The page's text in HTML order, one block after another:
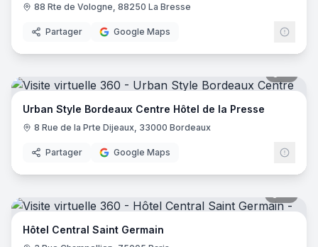
88 Rte de Vologne, 88250 La Bresse
Partager Google Maps
Urban Style Bordeaux Centre Hôtel de la Presse
8 Rue de la Prte Dijeaux, 33000 Bordeaux
Partager Google Maps
Hôtel Central Saint Germain